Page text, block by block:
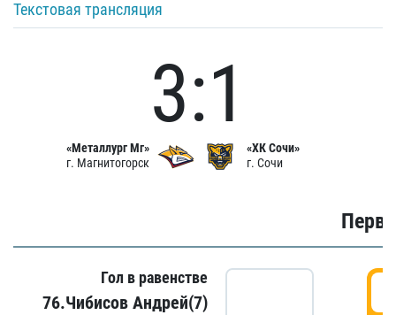
Текстовая трансляция
«Металлург Мг»
г. Магнитогорск
3:1
«ХК Сочи»
г. Сочи
Гол в равенстве
76.Чибисов Андрей(7)